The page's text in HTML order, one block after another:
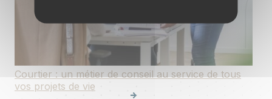
Courtier : un métier de conseil au service de tous
vos projets de vie